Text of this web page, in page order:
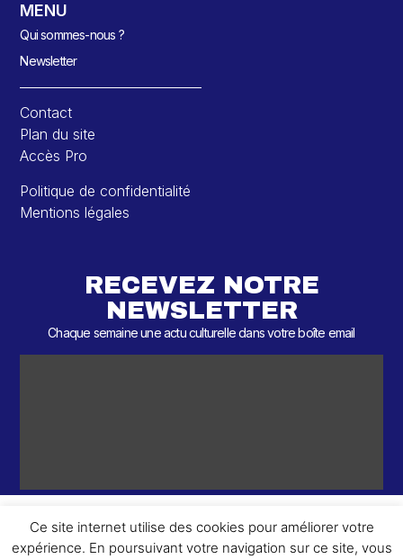
MENU
Qui sommes-nous ?
Newsletter
Contact
Plan du site
Accès Pro
Politique de confidentialité
Mentions légales
RECEVEZ NOTRE
NEWSLETTER
Chaque semaine une actu culturelle dans votre boîte email
Ce site internet utilise des cookies pour améliorer votre
expérience. En poursuivant votre navigation sur ce site, vous